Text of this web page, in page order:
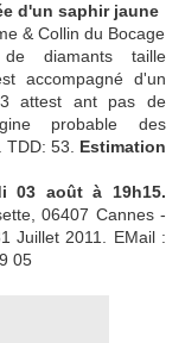
d'un saphir jaune
& Collin du Bocage
diamants taille
accompagné d'un
attest ant pas de
probable des
53. Estimation
03 août à 19h15.
06407 Cannes -
Juillet 2011. EMail :
05